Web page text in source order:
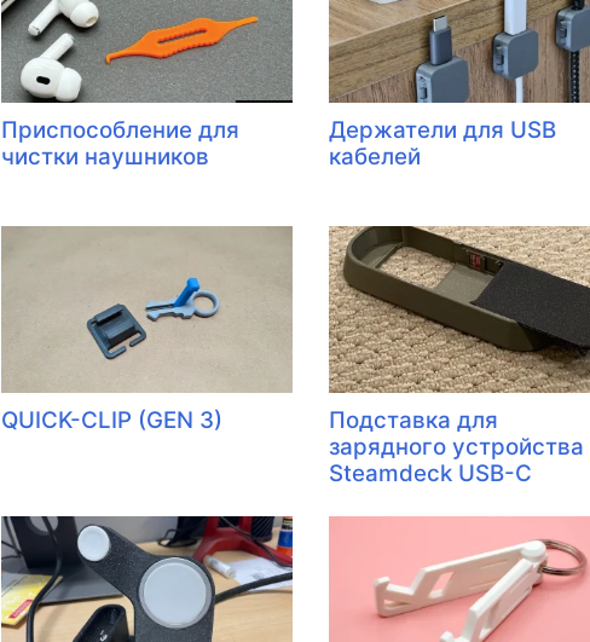
Приспособление для
чистки наушников
Держатели для USB
кабелей
QUICK-CLIP (GEN 3)
Подставка для
зарядного устройства
Steamdeck USB-C